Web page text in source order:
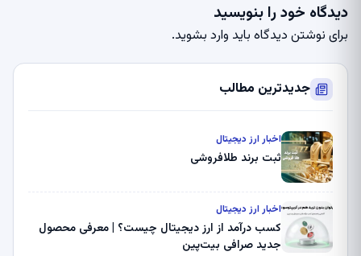
دیدگاه خود را بنویسید
برای نوشتن دیدگاه باید وارد بشوید.
جدیدترین مطالب
اخبار ارز دیجیتال
ثبت برند طلافروشی
اخبار ارز دیجیتال
کسب درآمد از ارز دیجیتال چیست؟ | معرفی محصول
جدید صرافی بیت‌پین